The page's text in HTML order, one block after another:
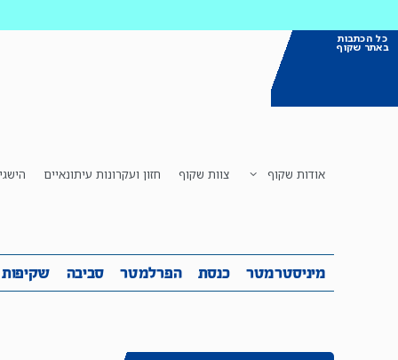
כל הכתבות
באתר שקוף
אודות שקוף צוות שקוף חזון ועקרונות עיתונאיים
מיניסטרמטר כנסת הפרלמטר סביבה שקיפות
מיניסטרמטר כנסת הפרלמטר